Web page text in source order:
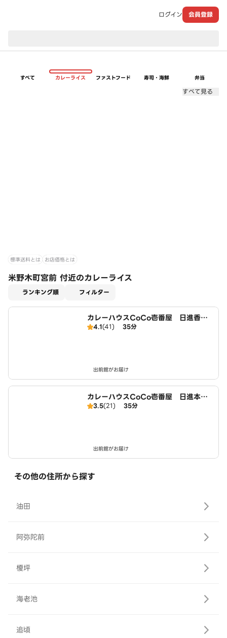
ログイン 会員登録
すべて カレーライス ファストフード 寿司・海鮮 弁当
すべて見る
標準送料とは お店価格とは
米野木町宮前 付近のカレーライス
ランキング順 フィルター
カレーハウスCoCo壱番屋 日進香久
山店（SD）
4.1(41) 35分
出前館がお届け
カレーハウスCoCo壱番屋 日進本郷
町店（SD）
3.5(21) 35分
出前館がお届け
その他の住所から探す
油田
阿弥陀前
榎坪
海老池
追頃